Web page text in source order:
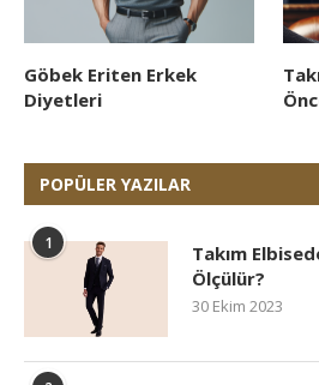
Göbek Eriten Erkek
Diyetleri
POPÜLER YAZILAR
1
Takım
Ölçülür?
30 Ekim 2023